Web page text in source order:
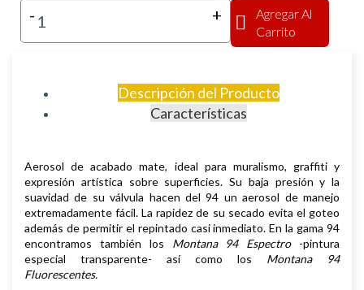
- +
Agregar Al
Carrito
Descripción del Producto
Características
Aerosol deacabado mate, ideal para muralismo, graffiti y
expresión artística sobre superficies. Su baja presión y la
suavidad de su válvula hacen del 94 un aerosol de manejo
extremadamente fácil. La rapidez de su secado evita el goteo
además de permitir el repintado casi inmediato.En la gama 94
encontramos también los Montana 94 Espectro-pintura
especial transparente- así como los Montana 94
Fluorescentes.